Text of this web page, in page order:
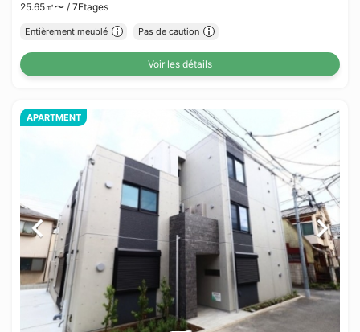
25.65㎡〜 / 7Etages
Entièrement meublé Pas de caution
Voir les détails
APARTMENT